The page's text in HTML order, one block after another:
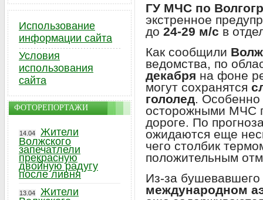
ГУ МЧС по
экстренное
до 24-29 м/с в
Как сообщили
ведомства, по
декабря на фоне
могут сохранятся
гололед.
осторожными МЧС
дороге. По
ожидаются еще
чего столбик
положительным
Из-за
международном
Использование
информации сайта
Условия
использования
сайта
ФОТОРЕПОРТАЖИ
14.04
Жители
Волжского
запечатлели
прекрасную
двойную радугу
после ливня
13.04
Жители